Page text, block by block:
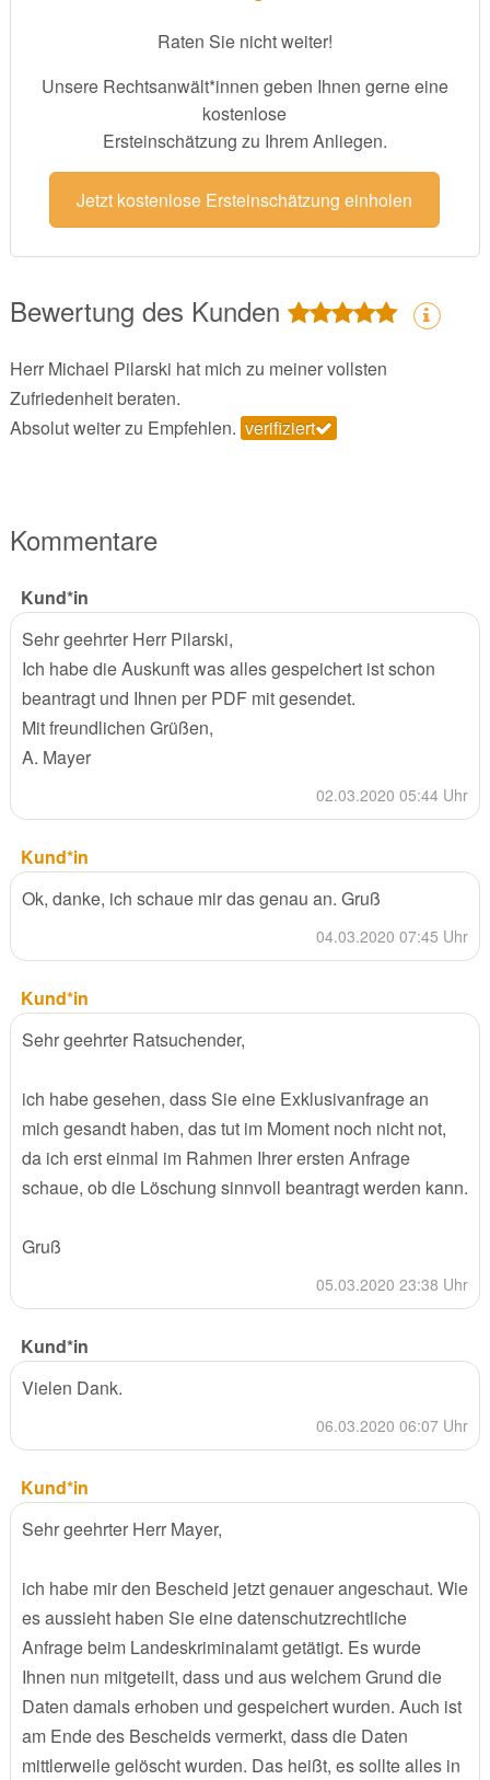
Raten Sie nicht weiter!
Unsere Rechtsanwält*innen geben Ihnen gerne eine
kostenlose
Ersteinschätzung zu Ihrem Anliegen.
Jetzt kostenlose Ersteinschätzung einholen
Bewertung des Kunden
Herr Michael Pilarski hat mich zu meiner vollsten
Zufriedenheit beraten.
Absolut weiter zu Empfehlen. verifiziert
Kommentare
Kund*in
Sehr geehrter Herr Pilarski,
Ich habe die Auskunft was alles gespeichert ist schon
beantragt und Ihnen per PDF mit gesendet.
Mit freundlichen Grüßen,
A. Mayer
02.03.2020 05:44 Uhr
Kund*in
Ok, danke, ich schaue mir das genau an. Gruß
04.03.2020 07:45 Uhr
Kund*in
Sehr geehrter Ratsuchender,
ich habe gesehen, dass Sie eine Exklusivanfrage an
mich gesandt haben, das tut im Moment noch nicht not,
da ich erst einmal im Rahmen Ihrer ersten Anfrage
schaue, ob die Löschung sinnvoll beantragt werden kann.
Gruß
05.03.2020 23:38 Uhr
Kund*in
Vielen Dank.
06.03.2020 06:07 Uhr
Kund*in
Sehr geehrter Herr Mayer,
ich habe mir den Bescheid jetzt genauer angeschaut. Wie
es aussieht haben Sie eine datenschutzrechtliche
Anfrage beim Landeskriminalamt getätigt. Es wurde
Ihnen nun mitgeteilt, dass und aus welchem Grund die
Daten damals erhoben und gespeichert wurden. Auch ist
am Ende des Bescheids vermerkt, dass die Daten
mittlerweile gelöscht wurden. Das heißt, es sollte alles in